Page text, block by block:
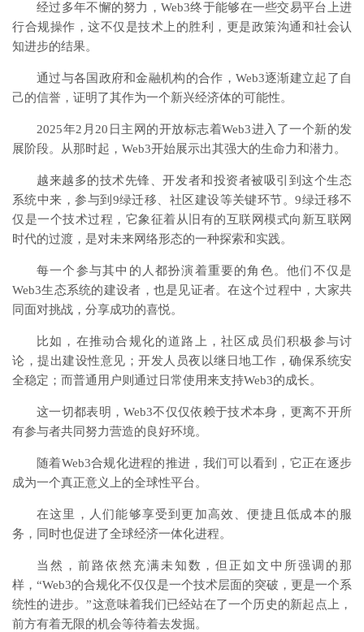
经过多年不懈的努力，Web3终于能够在一些交易平台上进
行合规操作，这不仅是技术上的胜利，更是政策沟通和社会认
知进步的结果。
通过与各国政府和金融机构的合作，Web3逐渐建立起了自
己的信誉，证明了其作为一个新兴经济体的可能性。
2025年2月20日主网的开放标志着Web3进入了一个新的发
展阶段。从那时起，Web3开始展示出其强大的生命力和潜力。
越来越多的技术先锋、开发者和投资者被吸引到这个生态
系统中来，参与到9绿迁移、社区建设等关键环节。9绿迁移不
仅是一个技术过程，它象征着从旧有的互联网模式向新互联网
时代的过渡，是对未来网络形态的一种探索和实践。
每一个参与其中的人都扮演着重要的角色。他们不仅是
Web3生态系统的建设者，也是见证者。在这个过程中，大家共
同面对挑战，分享成功的喜悦。
比如，在推动合规化的道路上，社区成员们积极参与讨
论，提出建设性意见；开发人员夜以继日地工作，确保系统安
全稳定；而普通用户则通过日常使用来支持Web3的成长。
这一切都表明，Web3不仅仅依赖于技术本身，更离不开所
有参与者共同努力营造的良好环境。
随着Web3合规化进程的推进，我们可以看到，它正在逐步
成为一个真正意义上的全球性平台。
在这里，人们能够享受到更加高效、便捷且低成本的服
务，同时也促进了全球经济一体化进程。
当然，前路依然充满未知数，但正如文中所强调的那
样，“Web3的合规化不仅仅是一个技术层面的突破，更是一个系
统性的进步。”这意味着我们已经站在了一个历史的新起点上，
前方有着无限的机会等待着去发掘。